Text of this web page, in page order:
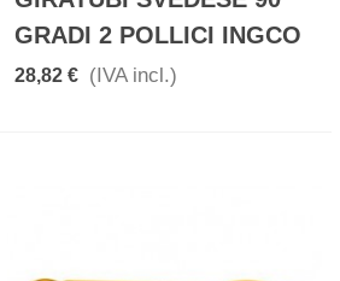
GRADI 2 POLLICI INGCO
28,82 € (IVA incl.)